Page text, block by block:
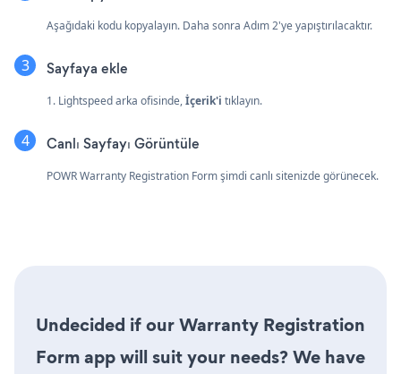
Aşağıdaki kodu kopyalayın. Daha sonra Adım 2'ye yapıştırılacaktır.
Sayfaya ekle
1. Lightspeed arka ofisinde,İçerik'i tıklayın.
Canlı Sayfayı Görüntüle
POWR Warranty Registration Form şimdi canlı sitenizde görünecek.
Undecided if our Warranty Registration
Form app will suit your needs? We have